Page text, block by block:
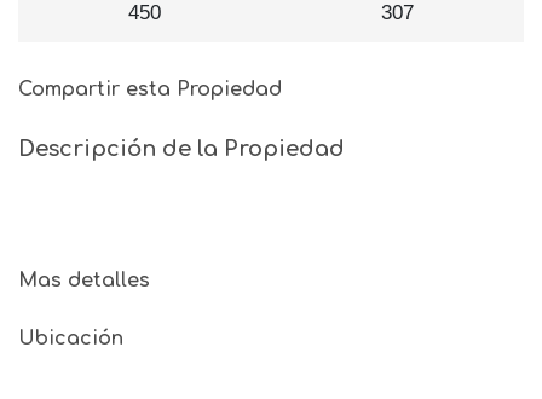
450 307
Compartir esta Propiedad
Descripción de la Propiedad
Mas detalles
Ubicación